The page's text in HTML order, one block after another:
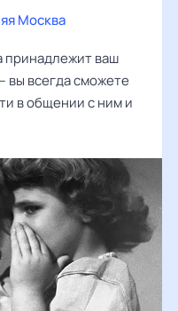
Москва
принадлежит ваш
вы всегда сможете
в общении с ним и